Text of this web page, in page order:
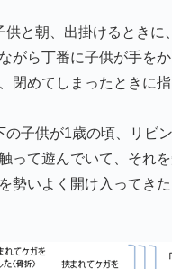
と朝、出掛けるときに
がら丁番に子供が手を
閉めてしまったときに
子供が1歳の頃、リビ
って遊んでいて、それ
勢いよく開け入ってき